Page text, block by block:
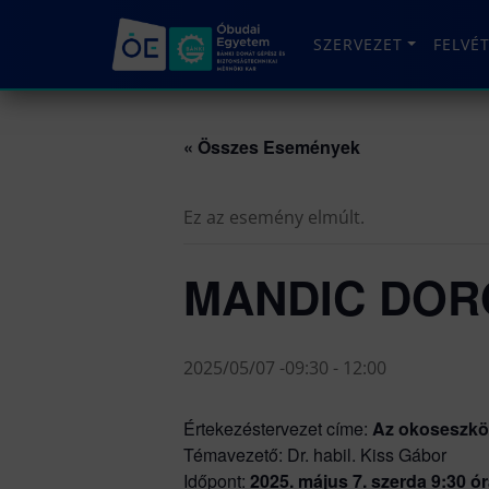
SZERVEZET
« Összes Események
Ez az esemény elmúlt.
MANDIC
2025/05/07 -09:30 - 12:00
Értekezéstervezet címe: Az
Témavezető: Dr. habil. Kiss Gábor
Időpont: 2025. május 7. szerda 9:30